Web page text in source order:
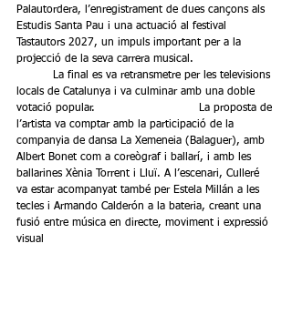
Palautordera, l’enregistrament de dues cançons als
Estudis Santa Pau i una actuació al festival
Tastautors 2027, un impuls important per a la
projecció de la seva carrera musical.
locals de Catalunya i va culminar amb una doble
votació popular.			La proposta de
l’artista va comptar amb la participació de la
companyia de dansa La Xemeneia (Balaguer), amb
Albert Bonet com a coreògraf i ballarí, i amb les
ballarines Xènia Torrent i Lluï. A l’escenari, Culleré
va estar acompanyat també per Estela Millán a les
tecles i Armando Calderón a la bateria, creant una
fusió entre música en directe, moviment i expressió
visual